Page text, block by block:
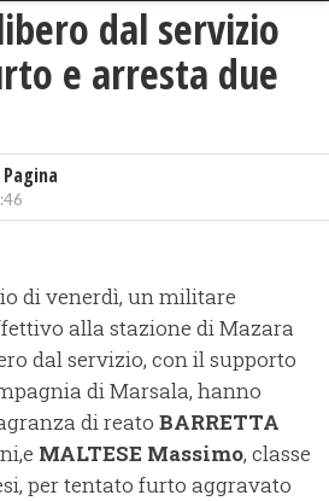
dal servizio
e arresta due
di venerdì, un militare
alla stazione di Mazara
dal servizio, con il supporto
di Marsala, hanno
di reato BARRETTA
MALTESE Massimo, classe
per tentato furto aggravato